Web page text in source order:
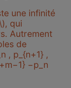
une infinité
qui
Autrement
de
, p_{n+1} ,
−p_n